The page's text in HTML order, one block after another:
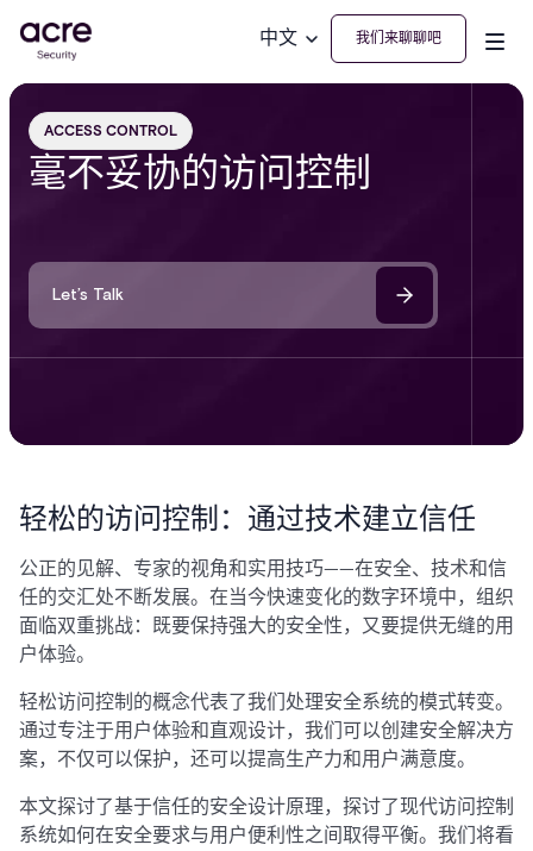
中文 我们来聊聊吧
ACCESS CONTROL
毫不妥协的访问控制
Let’s Talk
轻松的访问控制：通过技术建立信任
公正的见解、专家的视角和实用技巧——在安全、技术和信
任的交汇处不断发展。在当今快速变化的数字环境中，组织
面临双重挑战：既要保持强大的安全性，又要提供无缝的用
户体验。
轻松访问控制的概念代表了我们处理安全系统的模式转变。
通过专注于用户体验和直观设计，我们可以创建安全解决方
案，不仅可以保护，还可以提高生产力和用户满意度。
本文探讨了基于信任的安全设计原理，探讨了现代访问控制
系统如何在安全要求与用户便利性之间取得平衡。我们将看